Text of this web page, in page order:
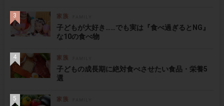
子どもが大好き……でも実は『食べ過ぎるとNG』
な10の食べ物
子どもの成長期に絶対食べさせたい食品・栄養5
選